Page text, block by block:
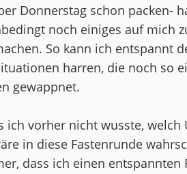
Donnerstag schon packen-
noch einiges auf mich
So kann ich entspannt
harren, die noch so
gewappnet.
ich vorher nicht wusste,
in diese Fastenrunde
dass ich einen